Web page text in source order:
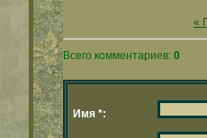
«
Всего комментариев: 0
Имя *: